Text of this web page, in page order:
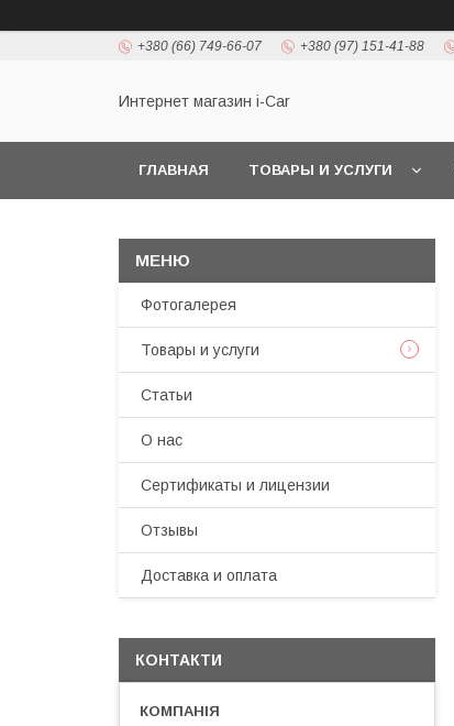
+380 (66) 749-66-07 +380 (97) 151-41-88
Интернет магазин i-Car
ГЛАВНАЯ ТОВАРЫ И УСЛУГИ
Фотогалерея
Товары и услуги
Статьи
О нас
Сертификаты и лицензии
Отзывы
Доставка и оплата
КОНТАКТИ